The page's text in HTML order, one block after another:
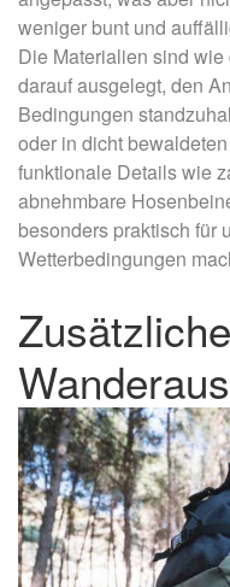
weniger bunt und
Die Materialien sind
darauf ausgelegt, den
Bedingungen
oder in dicht
funktionale Details wie
abnehmbare
besonders praktisch für
Wetterbedingungen
Zusätzliche